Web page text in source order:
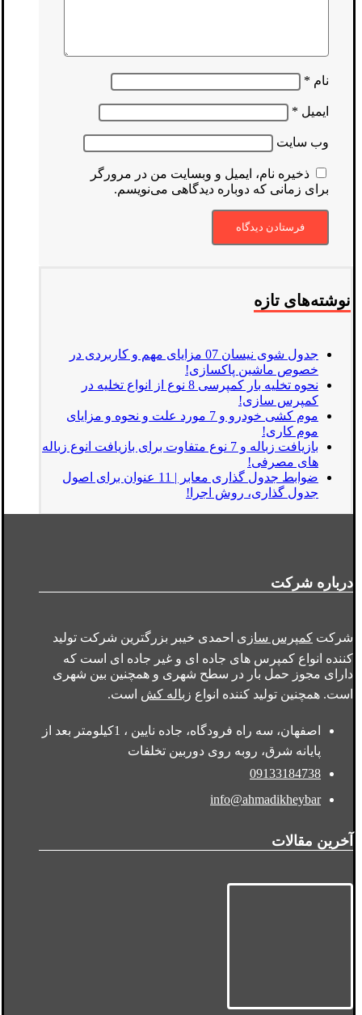
نام *
ایمیل *
وب‌ سایت
ذخیره نام، ایمیل و وبسایت من در مرورگر
برای زمانی که دوباره دیدگاهی می‌نویسم.
نوشته‌های تازه
جدول شوی نیسان 07 مزایای مهم و کاربردی در
خصوص ماشین پاکسازی!
نحوه تخلیه بار کمپرسی 8 نوع از انواع تخلیه در
کمپرس سازی!
موم کشی خودرو و 7 مورد علت و نحوه و مزایای
موم کاری!
بازیافت زباله و 7 نوع متفاوت برای بازیافت انوع زباله
های مصرفی!
ضوابط جدول گذاری معابر | 11 عنوان برای اصول
جدول گذاری، روش اجرا!
درباره شرکت
شرکت کمپرس سازی احمدی خیبر بزرگترین شرکت تولید
کننده انواع کمپرس های جاده ای و غیر جاده ای است که
دارای مجوز حمل بار در سطح شهری و همچنین بین شهری
است. همچنین تولید کننده انواع زباله کش است.
اصفهان، سه راه فرودگاه، جاده نایین ، 1کیلومتر بعد از
پایانه شرق، روبه روی دوربین تخلفات
09133184738
info@ahmadikheybar
آخرین مقالات